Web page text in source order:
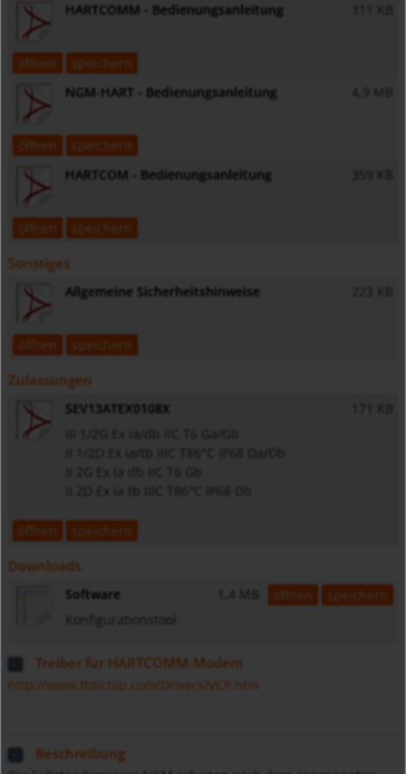
HARTCOMM - Bedienungsanleitung
311 KB
öffnen
speichern
NGM-HART - Bedienungsanleitung
4,9 MB
öffnen
speichern
HARTCOM - Bedienungsanleitung
359 KB
öffnen speichern
Sonstiges
Allgemeine Sicherheitshinweise 223 KB
öffnen speichern
Zulassungen
SEV13ATEX0108X
171 KB
öffnen speichern
Downloads
Software
Konfigurationstool
1,4 MB öffnen speichern
Treiber für HARTCOMM-Modem
http://www.ftdichip.com/Drivers/VCP.htm
Beschreibung